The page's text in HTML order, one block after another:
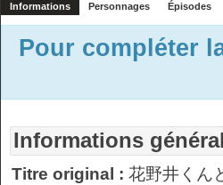
Informations Personnages Épisodes
Pour compléter
Informations
Titre original : 花野井くん